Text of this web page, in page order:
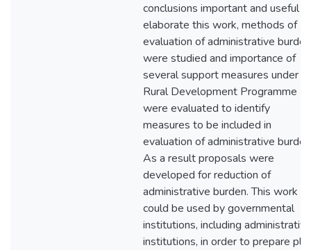
conclusions important and useful
elaborate this work, methods of
evaluation of administrative burden
were studied and importance of
several support measures under
Rural Development Programme
were evaluated to identify
measures to be included in
evaluation of administrative
As a result proposals were
developed for reduction of
administrative burden. This work
could be used by governmental
institutions, including administrative
institutions, in order to prepare